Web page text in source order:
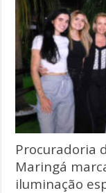
Procuradoria
Maringá
iluminação